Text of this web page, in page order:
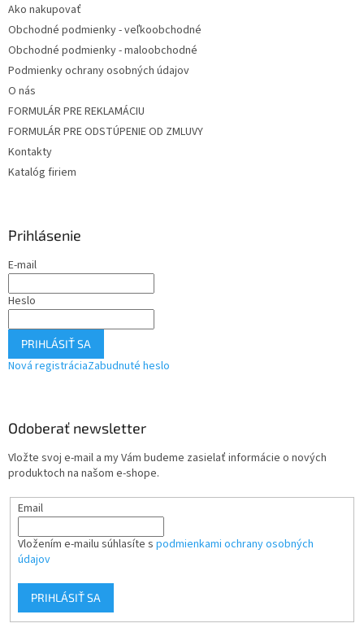
Ako nakupovať
Obchodné podmienky - veľkoobchodné
Obchodné podmienky - maloobchodné
Podmienky ochrany osobných údajov
O nás
FORMULÁR PRE REKLAMÁCIU
FORMULÁR PRE ODSTÚPENIE OD ZMLUVY
Kontakty
Katalóg firiem
Prihlásenie
E-mail
Heslo
PRIHLÁSIŤ SA
Nová registráciaZabudnuté heslo
Odoberať newsletter
Vložte svoj e-mail a my Vám budeme zasielať informácie o nových
produktoch na našom e-shope.
Email
Vložením e-mailu súhlasíte s podmienkami ochrany osobných
údajov
PRIHLÁSIŤ SA